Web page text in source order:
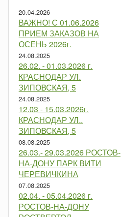
20.04.2026
ВАЖНО! С 01.06.2026
ПРИЕМ ЗАКАЗОВ НА
ОСЕНЬ 2026г.
24.08.2025
26.02. - 01.03.2026 г.
КРАСНОДАР УЛ.
ЗИПОВСКАЯ, 5
24.08.2025
12.03 - 15.03.2026г.
КРАСНОДАР УЛ..
ЗИПОВСКАЯ, 5
08.08.2025
26.03.- 29.03.2026 РОСТОВ-
НА-ДОНУ ПАРК ВИТИ
ЧЕРЕВИЧКИНА
07.08.2025
02.04. - 05.04.2026 г.
РОСТОВ-НА-ДОНУ